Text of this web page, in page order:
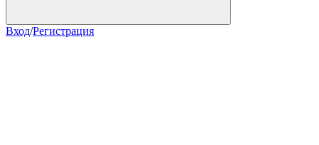
Вход/Регистрация